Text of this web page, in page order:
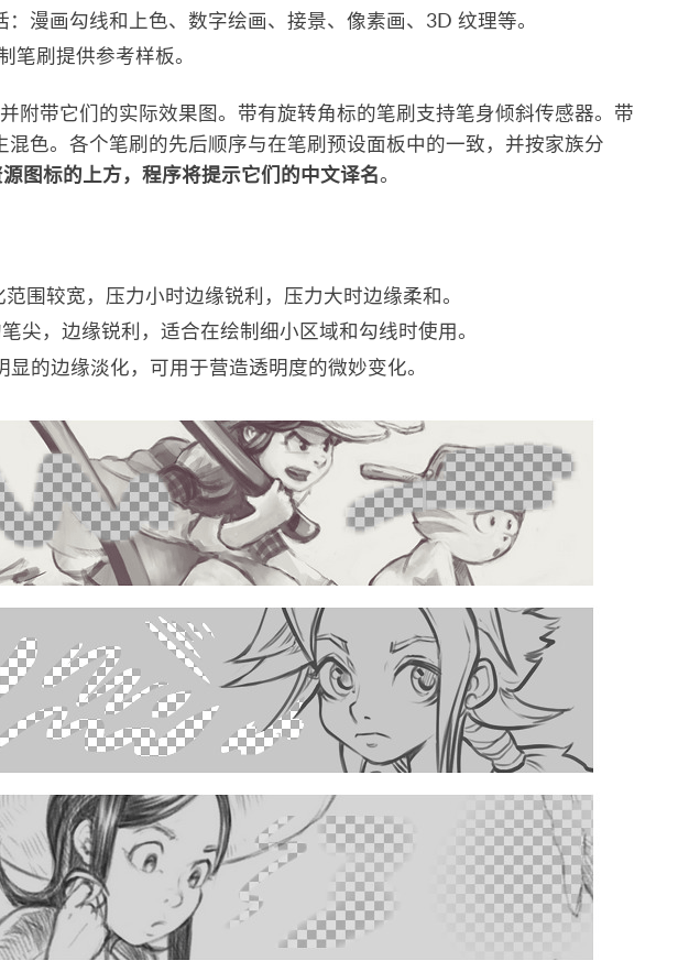
漫画勾线和上色、数字绘画、接景、像素画、3D 纹理等。
笔刷提供参考样板。
附带它们的实际效果图。带有旋转角标的笔刷支持笔身倾斜传感器。带
色。各个笔刷的先后顺序与在笔刷预设面板中的一致，并按家族分
图标的上方，程序将提示它们的中文译名。
围较宽，压力小时边缘锐利，压力大时边缘柔和。
尖，边缘锐利，适合在绘制细小区域和勾线时使用。
的边缘淡化，可用于营造透明度的微妙变化。